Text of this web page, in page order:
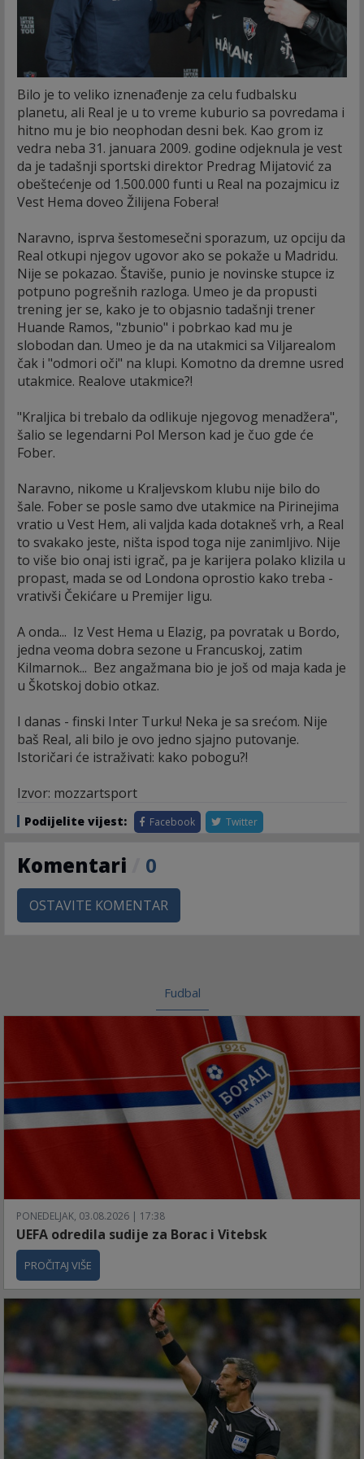
Bilo je to veliko iznenađenje za celu fudbalsku
planetu, ali Real je u to vreme kuburio sa povredama i
hitno mu je bio neophodan desni bek. Kao grom iz
vedra neba 31. januara 2009. godine odjeknula je vest
da je tadašnji sportski direktor Predrag Mijatović za
obeštećenje od 1.500.000 funti u Real na pozajmicu iz
Vest Hema doveo Žilijena Fobera!
Naravno, isprva šestomesečni sporazum, uz opciju da
Real otkupi njegov ugovor ako se pokaže u Madridu.
Nije se pokazao. Štaviše, punio je novinske stupce iz
potpuno pogrešnih razloga. Umeo je da propusti
trening jer se, kako je to objasnio tadašnji trener
Huande Ramos, "zbunio" i pobrkao kad mu je
slobodan dan. Umeo je da na utakmici sa Viljarealom
čak i "odmori oči" na klupi. Komotno da dremne usred
utakmice. Realove utakmice?!
"Kraljica bi trebalo da odlikuje njegovog menadžera",
šalio se legendarni Pol Merson kad je čuo gde će
Fober.
Naravno, nikome u Kraljevskom klubu nije bilo do
šale. Fober se posle samo dve utakmice na Pirinejima
vratio u Vest Hem, ali valjda kada dotakneš vrh, a Real
to svakako jeste, ništa ispod toga nije zanimljivo. Nije
to više bio onaj isti igrač, pa je karijera polako klizila u
propast, mada se od Londona oprostio kako treba -
vrativši Čekićare u Premijer ligu.
A onda... Iz Vest Hema u Elazig, pa povratak u Bordo,
jedna veoma dobra sezone u Francuskoj, zatim
Kilmarnok... Bez angažmana bio je još od maja kada je
u Škotskoj dobio otkaz.
I danas - finski Inter Turku! Neka je sa srećom. Nije
baš Real, ali bilo je ovo jedno sjajno putovanje.
Istoričari će istraživati: kako pobogu?!
Izvor: mozzartsport
Podijelite vijest: Facebook Twitter
Komentari 0
OSTAVITE KOMENTAR
Fudbal
PONEDELJAK, 03.08.2026 | 17:38
UEFA odredila sudije za Borac i Vitebsk
PROČITAJ VIŠE